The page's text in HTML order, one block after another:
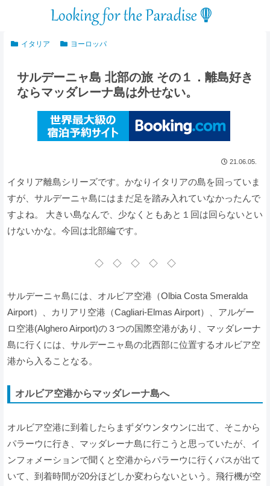
イタリア ヨーロッパ
サルデーニャ島 北部の旅 その１．離島好き
ならマッダレーナ島は外せない。
21.06.05.
イタリア離島シリーズです。かなりイタリアの島を回っていま
すが、サルデーニャ島にはまだ足を踏み入れていなかったんで
すよね。 大きい島なんで、少なくともあと１回は回らないとい
けないかな。今回は北部編です。
◇ ◇ ◇ ◇ ◇
サルデーニャ島には、オルビア空港（Olbia Costa Smeralda
Airport）、カリアリ空港（Cagliari-Elmas Airport）、アルゲー
ロ空港(Alghero Airport)の３つの国際空港があり、マッダレーナ
島に行くには、サルデーニャ島の北西部に位置するオルビア空
港から入ることなる。
オルビア空港からマッダレーナ島へ
オルビア空港に到着したらまずダウンタウンに出て、そこから
パラーウに行き、マッダレーナ島に行こうと思っていたが、イ
ンフォメーションで聞くと空港からパラーウに行くバスが出て
いて、到着時間が20分ほどしか変わらないという。飛行機が空